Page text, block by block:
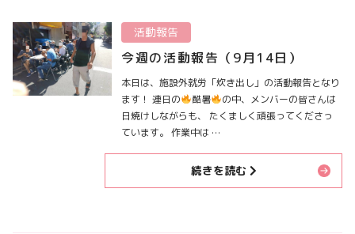
活動報告
今週の活動報告（9月14日）
本日は、施設外就労「炊き出し」の活動報告となり
ます！ 連日の
酷暑
の中、メンバーの皆さんは
日焼けしながらも、 たくましく頑張ってくださっ
ています。 作業中は …
続きを読む